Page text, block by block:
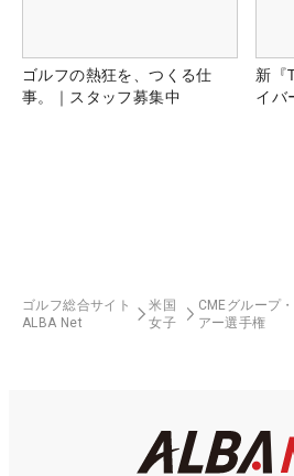
ゴルフの熱狂を、つくる仕
事。｜スタッフ募集中
新『
イバ
ゴルフ総合サイト
ALBA Net
米国
女子
CMEグループ
アー選手権